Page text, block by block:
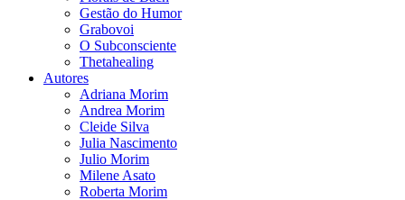
Gestão do Humor
Grabovoi
O Subconsciente
Thetahealing
Autores
Adriana Morim
Andrea Morim
Cleide Silva
Julia Nascimento
Julio Morim
Milene Asato
Roberta Morim